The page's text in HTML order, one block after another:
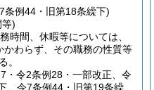
条例44・旧第18条繰下)
)
時間、休暇等については、
かわらず、その職務の性質等
。
・令2条例28・一部改正、令
、令7条例44・旧第19条繰